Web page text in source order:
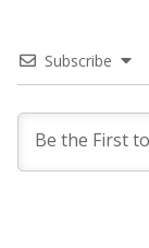
Subscribe